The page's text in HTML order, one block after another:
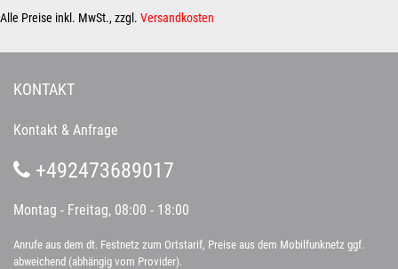
Alle Preise inkl. MwSt., zzgl. Versandkosten
KONTAKT
Kontakt & Anfrage
+492473689017
Montag - Freitag, 08:00 - 18:00
Anrufe aus dem dt. Festnetz zum Ortstarif, Preise aus dem Mobilfunknetz ggf.
abweichend (abhängig vom Provider).